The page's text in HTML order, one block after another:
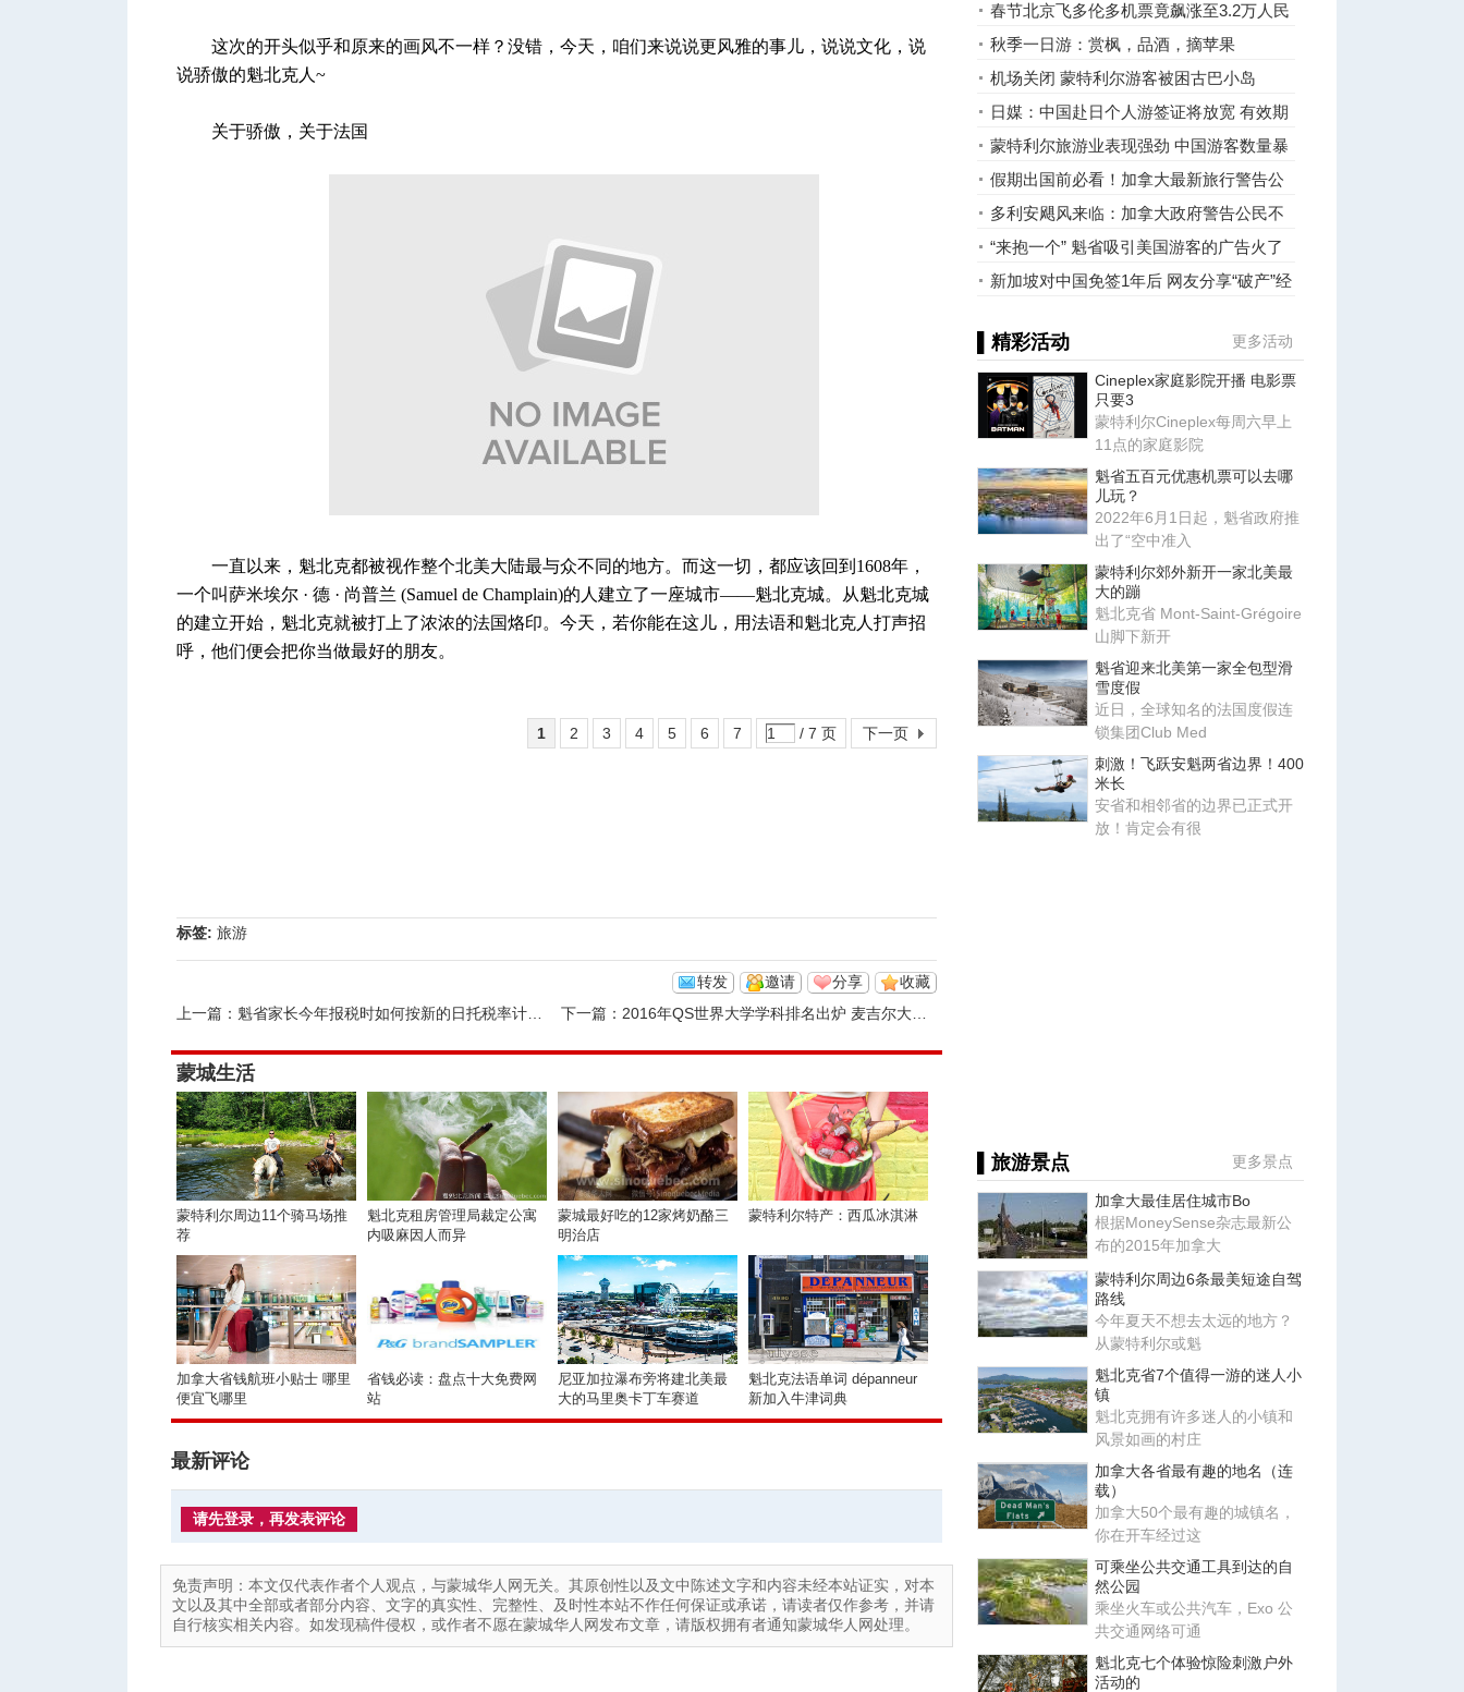
这次的开头似乎和原来的画风不一样？没错，今天，咱们来说说更风雅的事儿，说说文化，说
说骄傲的魁北克人~
关于骄傲，关于法国
一直以来，魁北克都被视作整个北美大陆最与众不同的地方。而这一切，都应该回到1608年，
一个叫萨米埃尔 · 德 · 尚普兰 (Samuel de Champlain)的人建立了一座城市——魁北克城。从魁北克城
的建立开始，魁北克就被打上了浓浓的法国烙印。今天，若你能在这儿，用法语和魁北克人打声招
呼，他们便会把你当做最好的朋友。
1 2 3 4 5 6 7 / 7 页 下一页
标签: 旅游
收藏
分享
邀请
转发
上一篇： 魁省家长今年报税时如何按新的日托税率计算托儿费 下一篇： 2016年QS世界大学学科排名出炉 麦吉尔大学哪些专业比较NB？
蒙城生活
蒙特利尔周边11个骑马场推
荐
魁北克租房管理局裁定公寓
内吸麻因人而异
蒙城最好吃的12家烤奶酪三
明治店
蒙特利尔特产：西瓜冰淇淋
加拿大省钱航班小贴士 哪里
便宜飞哪里
省钱必读：盘点十大免费网
站
尼亚加拉瀑布旁将建北美最
大的马里奥卡丁车赛道
魁北克法语单词 dépanneur
新加入牛津词典
最新评论
请先登录，再发表评论
免责声明：本文仅代表作者个人观点，与蒙城华人网无关。其原创性以及文中陈述文字和内容未经本站证实，对本
文以及其中全部或者部分内容、文字的真实性、完整性、及时性本站不作任何保证或承诺，请读者仅作参考，并请
自行核实相关内容。如发现稿件侵权，或作者不愿在蒙城华人网发布文章，请版权拥有者通知蒙城华人网处理。
春节北京飞多伦多机票竟飙涨至3.2万人民
币
秋季一日游：赏枫，品酒，摘苹果
机场关闭 蒙特利尔游客被困古巴小岛
日媒：中国赴日个人游签证将放宽 有效期
可达5年
蒙特利尔旅游业表现强劲 中国游客数量暴
增104.7％
假期出国前必看！加拿大最新旅行警告公
布：这些国家劝你"别去" ...
多利安飓风来临：加拿大政府警告公民不
要去佛罗里达和巴哈马 ...
“来抱一个” 魁省吸引美国游客的广告火了
新加坡对中国免签1年后 网友分享“破产”经
▌精彩活动 更多活动
Cineplex家庭影院开播 电影票
只要3
蒙特利尔Cineplex每周六早上
11点的家庭影院
魁省五百元优惠机票可以去哪
儿玩？
2022年6月1日起，魁省政府推
出了“空中准入
蒙特利尔郊外新开一家北美最
大的蹦
魁北克省 Mont-Saint-Grégoire
山脚下新开
魁省迎来北美第一家全包型滑
雪度假
近日，全球知名的法国度假连
锁集团Club Med
刺激！飞跃安魁两省边界！400
米长
安省和相邻省的边界已正式开
放！肯定会有很
▌旅游景点 更多景点
加拿大最佳居住城市Bo
根据MoneySense杂志最新公
布的2015年加拿大
蒙特利尔周边6条最美短途自驾
路线
今年夏天不想去太远的地方？
从蒙特利尔或魁
魁北克省7个值得一游的迷人小
镇
魁北克拥有许多迷人的小镇和
风景如画的村庄
加拿大各省最有趣的地名（连
载）
加拿大50个最有趣的城镇名，
你在开车经过这
可乘坐公共交通工具到达的自
然公园
乘坐火车或公共汽车，Exo 公
共交通网络可通
魁北克七个体验惊险刺激户外
活动的